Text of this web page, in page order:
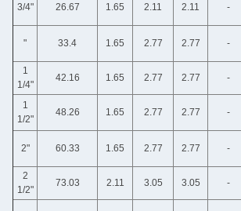
3/4" 26.67 1.65 2.11 2.11 -
" 33.4 1.65 2.77 2.77 -
1
1/4"
42.16 1.65 2.77 2.77 -
1
1/2"
48.26 1.65 2.77 2.77 -
2" 60.33 1.65 2.77 2.77 -
2
1/2"
73.03 2.11 3.05 3.05 -